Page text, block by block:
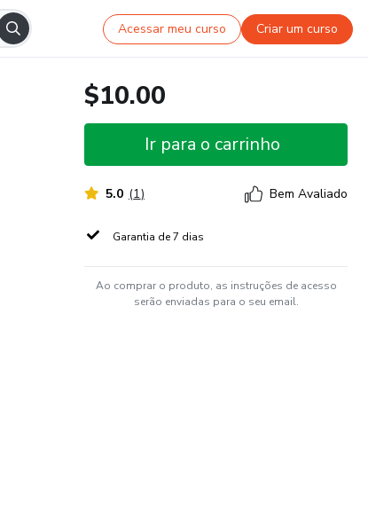
Acessar meu curso Criar um curso
$10.00
Ir para o carrinho
5.0 (1) Bem Avaliado
Garantia de 7 dias
Ao comprar o produto, as instruções de acesso
serão enviadas para o seu email.